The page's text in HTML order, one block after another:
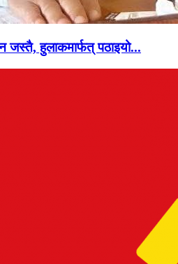
जस्तै, हुलाकमार्फत् पठाइयो...